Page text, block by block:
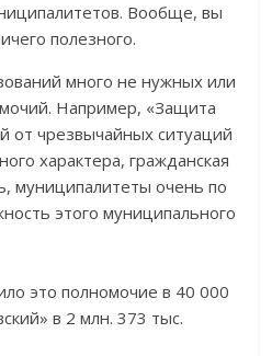
Вообще, вы
полезного.
много не нужных или
Например, «Защита
от чрезвычайных ситуаций
характера, гражданская
муниципалитеты очень по
этого муниципального
это полномочие в 40 000
в 2 млн. 373 тыс.